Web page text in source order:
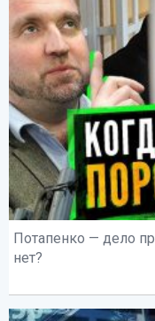
Потапенко — дело
нет?